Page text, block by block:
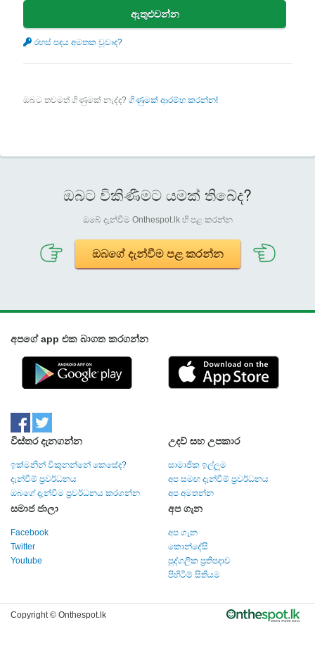
රහස් පදය අමතක වූවාද?
ඔබට තවමත් ගිණුමක් නැද්ද? ගිණුමක් ආරම්භ කරන්න!
ඔබට විකිණීමට යමක් තිබේද?
ඔබේ දැන්වීම Onthespot.lk හි පළ කරන්න
ඔබගේ දැන්වීම පළ කරන්න
අපගේ app එක බාගත කරගන්න
විස්තර දැනගන්න
ඉක්මනින් විකුනන්නේ කෙසේද?
දැන්වීම් ප්‍රවර්ධනය
ඔබගේ දැන්වීම ප්‍රවර්ධනය කරගන්න
උදව් සහ උපකාර
සාමාජික ඉල්ලුම
අප සමඟ දැන්වීම් ප්‍රවර්ධනය
අප අමතන්න
සමාජ ජාලා
Facebook
Twitter
Youtube
අප ගැන
අප ගැන
කොන්දේසි
පුද්ගලික ප්‍රතිපදාව
පිහිටීම් සිතියම
Copyright © Onthespot.lk